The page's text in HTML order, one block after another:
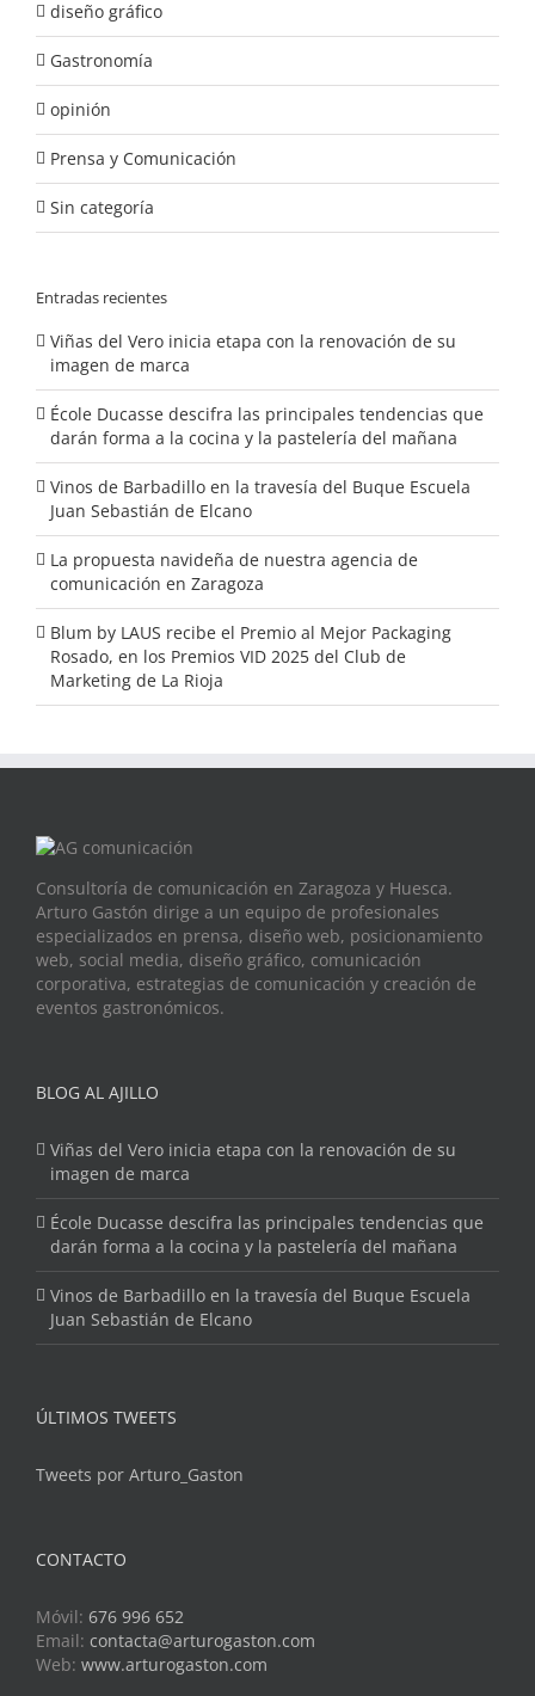
diseño gráfico
Gastronomía
opinión
Prensa y Comunicación
Sin categoría
Entradas recientes
Viñas del Vero inicia etapa con la renovación de su
imagen de marca
École Ducasse descifra las principales tendencias que
darán forma a la cocina y la pastelería del mañana
Vinos de Barbadillo en la travesía del Buque Escuela
Juan Sebastián de Elcano
La propuesta navideña de nuestra agencia de
comunicación en Zaragoza
Blum by LAUS recibe el Premio al Mejor Packaging
Rosado, en los Premios VID 2025 del Club de
Marketing de La Rioja
Consultoría de comunicación en Zaragoza y Huesca.
Arturo Gastón dirige a un equipo de profesionales
especializados en prensa, diseño web, posicionamiento
web, social media, diseño gráfico, comunicación
corporativa, estrategias de comunicación y creación de
eventos gastronómicos.
BLOG AL AJILLO
Viñas del Vero inicia etapa con la renovación de su
imagen de marca
École Ducasse descifra las principales tendencias que
darán forma a la cocina y la pastelería del mañana
Vinos de Barbadillo en la travesía del Buque Escuela
Juan Sebastián de Elcano
ÚLTIMOS TWEETS
Tweets por Arturo_Gaston
CONTACTO
Móvil: 676 996 652
Email: contacta@arturogaston.com
Web: www.arturogaston.com